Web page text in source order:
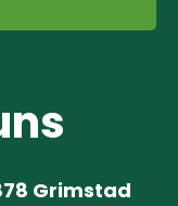
Grimstad